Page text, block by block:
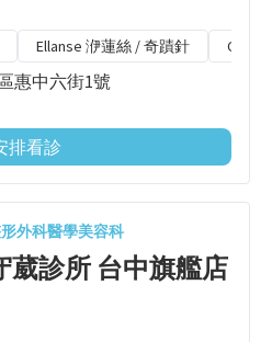
Ellanse 洢蓮絲 / 奇蹟針
惠中六街1號
排看診
外科醫學美容科
葳診所 台中旗艦店